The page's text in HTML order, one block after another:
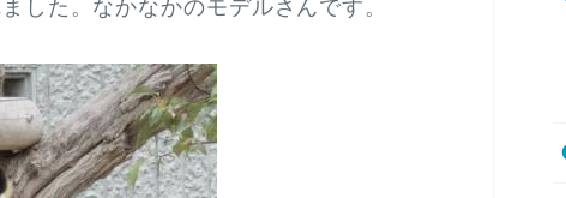
した。なかなかのモデルさんです。